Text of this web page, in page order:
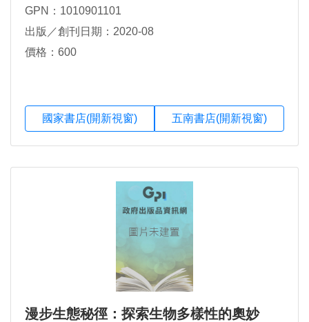
GPN：1010901101
出版／創刊日期：2020-08
價格：600
國家書店(開新視窗) 五南書店(開新視窗)
漫步生態秘徑：探索生物多樣性的奧妙